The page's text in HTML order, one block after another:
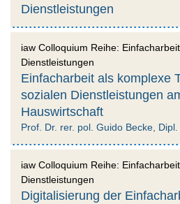
Dienstleistungen
iaw Colloquium Reihe:
Dienstleistungen
Einfacharbeit als komplexe
sozialen Dienstleistungen
Hauswirtschaft
Prof. Dr. rer. pol. Guido Becke,
iaw Colloquium Reihe:
Dienstleistungen
Digitalisierung der